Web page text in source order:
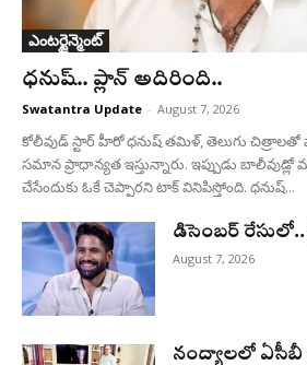
ఎంటర్టైన్మెంట్
ధనుష్‌.. ప్లాన్ అదిరింది..
Swatantra Update - August 7, 2026
కోలీవుడ్ స్టార్ హీరో ధనుష్ తమిళ్, తెలుగు
సమాన ప్రాధాన్యత ఇస్తున్నారు. ఇప్పుడు
చేసేందుకు ఓకే చెప్పారని టాక్ వినిపిస్తోంది. ధనుష్...
డిసెంబర్
August 7, 2026
నంద్యాలలో ఏసీబీ